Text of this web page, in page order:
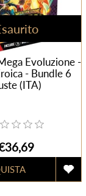
Evoluzione -
- Bundle 6
(ITA)